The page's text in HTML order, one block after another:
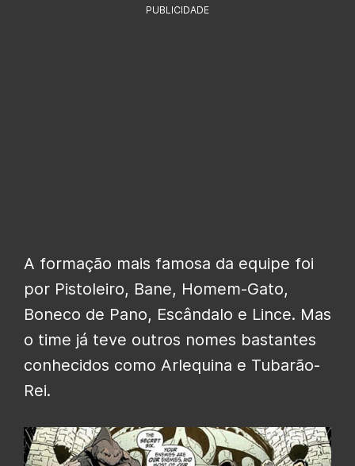
PUBLICIDADE
A formação mais famosa da equipe foi
por Pistoleiro, Bane, Homem-Gato,
Boneco de Pano, Escândalo e Lince. Mas
o time já teve outros nomes bastantes
conhecidos como Arlequina e Tubarão-
Rei.